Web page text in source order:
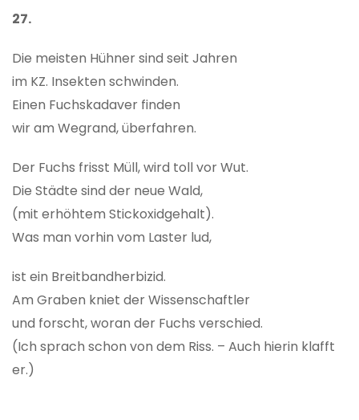
27.
Die meisten Hühner sind seit Jahren
im KZ. Insekten schwinden.
Einen Fuchskadaver finden
wir am Wegrand, überfahren.
Der Fuchs frisst Müll, wird toll vor Wut.
Die Städte sind der neue Wald,
(mit erhöhtem Stickoxidgehalt).
Was man vorhin vom Laster lud,
ist ein Breitbandherbizid.
Am Graben kniet der Wissenschaftler
und forscht, woran der Fuchs verschied.
(Ich sprach schon von dem Riss. – Auch hierin klafft
er.)